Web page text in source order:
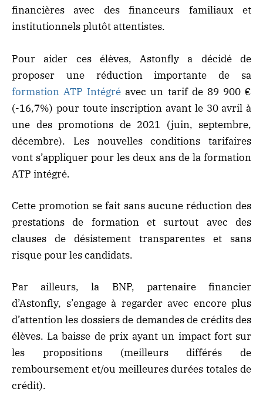
financières avec des financeurs familiaux et
institutionnels plutôt attentistes.
Pour aider ces élèves, Astonfly a décidé de
proposer une réduction importante de sa
formation ATP Intégré avec un tarif de 89 900 €
(-16,7%) pour toute inscription avant le 30 avril à
une des promotions de 2021 (juin, septembre,
décembre). Les nouvelles conditions tarifaires
vont s’appliquer pour les deux ans de la formation
ATP intégré.
Cette promotion se fait sans aucune réduction des
prestations de formation et surtout avec des
clauses de désistement transparentes et sans
risque pour les candidats.
Par ailleurs, la BNP, partenaire financier
d’Astonfly, s’engage à regarder avec encore plus
d’attention les dossiers de demandes de crédits des
élèves. La baisse de prix ayant un impact fort sur
les propositions (meilleurs différés de
remboursement et/ou meilleures durées totales de
crédit).